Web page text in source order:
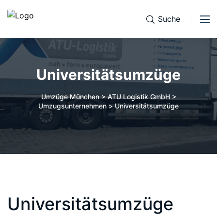
Suche
Universitätsumzüge
Umzüge München > ATU Logistik GmbH >
Umzugsunternehmen >Universitätsumzüge
Universitätsumzüge